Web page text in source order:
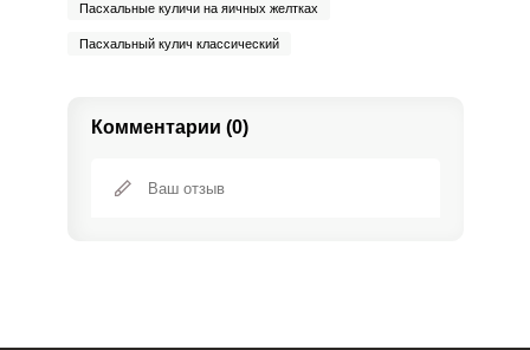
Пасхальные куличи на яичных желтках
Пасхальный кулич классический
Комментарии (0)